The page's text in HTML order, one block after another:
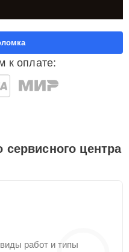
к оплате:
центра
работ и типы